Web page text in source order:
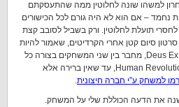
למשהו שונה לחלוטין ממה שהתעסקתם
נחמד – אם הוא לא היה גורם לכל הכישורים
תועלת לחלוטין. ורק בשביל לסובב קצת
סיום קטן אחרי הקרדיטים, שאמור להיות
בסך הכל קריצה חביבה לכיוונו של Deus Ex, מחבר בין שני המשחקים בצורה כל
כך מגושמת בהשוואה לכל שאר Human Revolution, עד שאין ברירה אלא
למשחק ע”י חברה חיצונית.
את הדעה הכוללת שלי על המשחק.